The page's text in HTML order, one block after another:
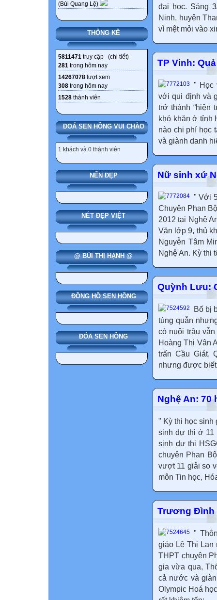
(Bùi Quang Lệ)
THỐNG KÊ
5811471 truy cập (chi tiết)
281 trong hôm nay
14267078 lượt xem
308 trong hôm nay
1528 thành viên
ĐOÁ SEN HỒNG VUI CHÀO
1 khách và 0 thành viên
NẾN ĐẸP
NÉT ĐẸP VIỆT
@ BÙI THỊ HẠNH @
ĐỒNG HỒ SEN HỒNG
ĐÓA SEN HỒNG
đại học. Sáng
Ninh, huyện
vì mệt mỏi vào
TP Vinh:
" Học
với qui định và
trở thành “hiện
khó khăn ở tỉnh
nào chi phí học
và giành danh
Nữ sinh xứ
" Với
Chuyên Phan
2012 tại Nghệ
Văn lớp 9, thủ
Nguyễn Tâm
Nghệ An. Kỳ thi
Quỳnh Lưu:
Bố bị
túng quẫn
cỏ nuôi trâu
Hoàng Thị Vân
trấn Cầu Giát,
nhưng được biết
Nghệ An: 70
" Kỳ thi học sinh
sinh dự thi ở 11
sinh dự thi
chuyên Phan
vượt 11 giải so
môn Tin học,
Trương Đình
"
giáo Lê Thị Lan
THPT chuyên
gia vừa qua,
cả nước và
Olympic Hoá